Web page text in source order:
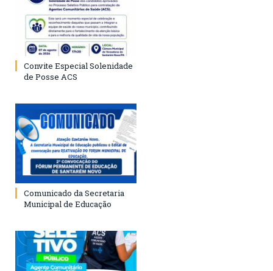
Convite Especial Solenidade
de Posse ACS
Comunicado da Secretaria
Municipal de Educação